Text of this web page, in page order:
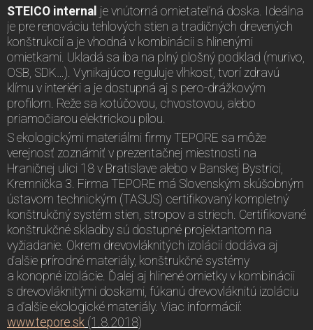
STEICO internal je vnútorná omietateľná doska. Ideálna
je pre renováciu tehlových stien a tradičných drevených
konštrukcií a je vhodná v kombinácii s hlinenými
omietkami. Ukladá sa iba na plný plošný podklad (murivo,
OSB, SDK…). Vynikajúco reguluje vlhkosť, tvorí zdravú
klímu v interiéri a je dostupná aj s pero-drážkovým
profilom. Reže sa kotúčovou, chvostovou, alebo
priamočiarou elektrickou pílou.
S ekologickými materiálmi firmy TEPORE sa môže
verejnosť zoznámiť v prezentačnej miestnosti na
Hraničnej ulici 18 v Bratislave alebo v Banskej Bystrici,
Kremnička 3. Firma TEPORE má Slovenským skúšobným
ústavom technickým (TASUS) certifikovaný kompletný
konštrukčný systém stien, stropov a striech. Certifikované
konštrukčné skladby sú dostupné projektantom na
vyžiadanie. Okrem drevovláknitých izolácií dodáva aj
ďalšie prírodné materiály, konštrukčné systémy
a konopné izolácie. Ďalej aj hlinené omietky v kombinácii
s drevovláknitými doskami, fúkanú drevovláknitú izoláciu
a ďalšie ekologické materiály. Viac informácií:
www.tepore.sk (1.8.2018)